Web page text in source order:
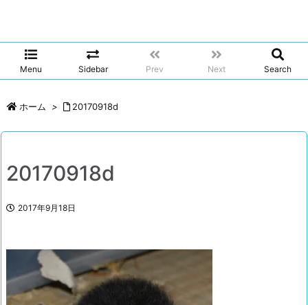
Menu Sidebar Prev Next Search
ホーム > 20170918d
20170918d
2017年9月18日